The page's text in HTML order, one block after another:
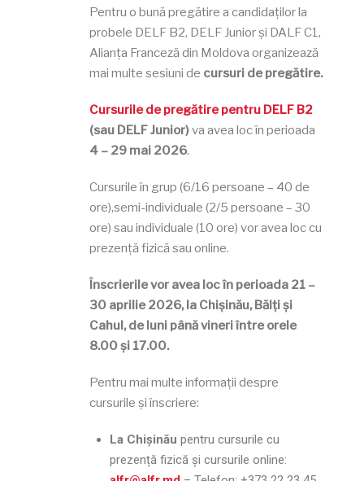
Pentru o bună pregătire a candidaților la
probele DELF B2, DELF Junior și DALF C1,
Alianța Franceză din Moldova organizează
mai multe sesiuni de cursuri de pregătire.
Cursurile de pregătire pentru DELF B2
(sau DELF Junior)va avea loc în perioada
4 – 29 mai 2026.
Cursurile în grup (6/16 persoane – 40 de
ore),semi-individuale (2/5 persoane – 30
ore) sau individuale (10 ore) vor avea loc cu
prezență fizică sau online.
Înscrierile vor avea loc în perioada 21 –
30 aprilie 2026, la Chișinău, Bălți şi
Cahul, de luni până vineri între orele
8.00 și 17.00.
Pentru mai multe informații despre
cursurile și înscriere:
La Chișinău pentru cursurile cu
prezență fizică și cursurile online: